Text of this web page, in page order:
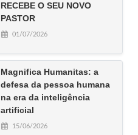
RECEBE O SEU NOVO
PASTOR
01/07/2026
Magnifica Humanitas: a
defesa da pessoa humana
na era da inteligência
artificial
15/06/2026